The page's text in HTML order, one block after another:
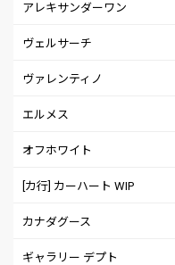
アレキサンダーワン
ヴェルサーチ
ヴァレンティノ
エルメス
オフホワイト
[カ行] カーハート WIP
カナダグース
ギャラリー デプト